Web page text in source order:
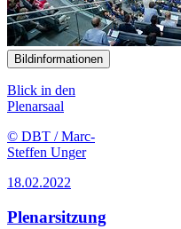
Bildinformationen
Blick in den
Plenarsaal
© DBT / Marc-
Steffen Unger
18.02.2022
Plenarsitzung